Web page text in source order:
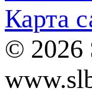
Карта
© 2026